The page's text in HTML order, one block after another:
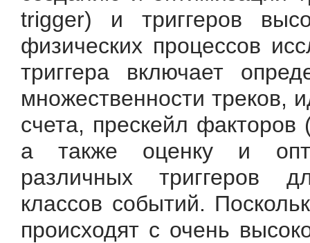
trigger) и триггеров
физических процессов
триггера включает
множественности треков,
счета, прескейл
а также оценку и
различных триггеров
классов событий.
происходят с очень